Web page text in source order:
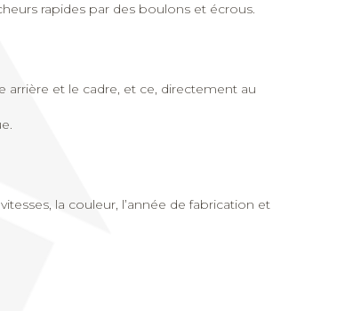
rapides par des boulons et écrous.
arrière et le cadre, et ce, directement au
la couleur, l’année de fabrication et